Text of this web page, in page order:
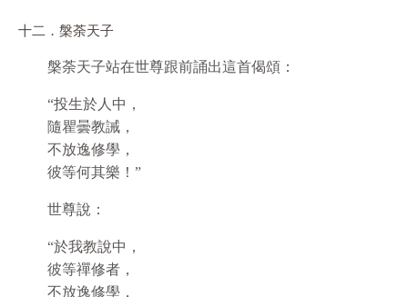
十二．槃荼天子
槃荼天子站在世尊跟前誦出這首偈頌：
“投生於人中，
隨瞿曇教誡，
不放逸修學，
彼等何其樂！”
世尊說：
“於我教說中，
彼等禪修者，
不放逸修學，